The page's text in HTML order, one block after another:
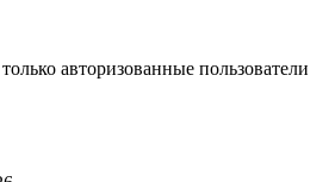
авторизованные пользователи